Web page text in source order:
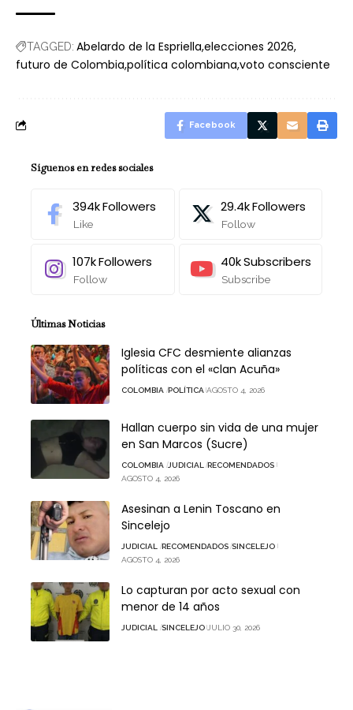
TAGGED: Abelardo de la Espriella elecciones 2026
futuro de Colombia política colombiana voto consciente
Facebook
Síguenos en redes sociales
394kFollowers
Like
29.4kFollowers
Follow
107kFollowers
Follow
40kSubscribers
Subscribe
Últimas Noticias
Iglesia CFC desmiente alianzas
políticas con el «clan Acuña»
COLOMBIA POLÍTICA AGOSTO 4, 2026
Hallan cuerpo sin vida de una mujer
en San Marcos (Sucre)
COLOMBIA JUDICIAL
RECOMENDADOS
AGOSTO 4, 2026
Asesinan a Lenin Toscano en
Sincelejo
JUDICIAL RECOMENDADOS SINCELEJO
AGOSTO 4, 2026
Lo capturan por acto sexual con
menor de 14 años
JUDICIAL SINCELEJO JULIO 30, 2026